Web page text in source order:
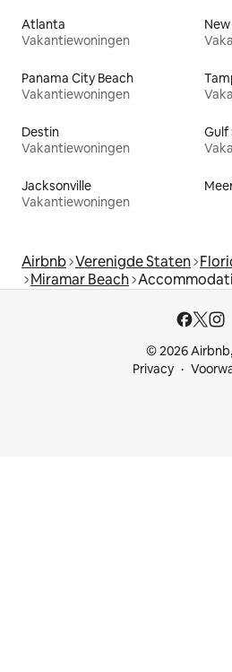
Atlanta
Vakantiewoningen
Panama City Beach
Vakantiewoningen
Destin
Vakantiewoningen
Gulf
Jacksonville
Vakantiewoningen
Airbnb Verenigde Staten
Miramar Beach
© 2026
Privacy